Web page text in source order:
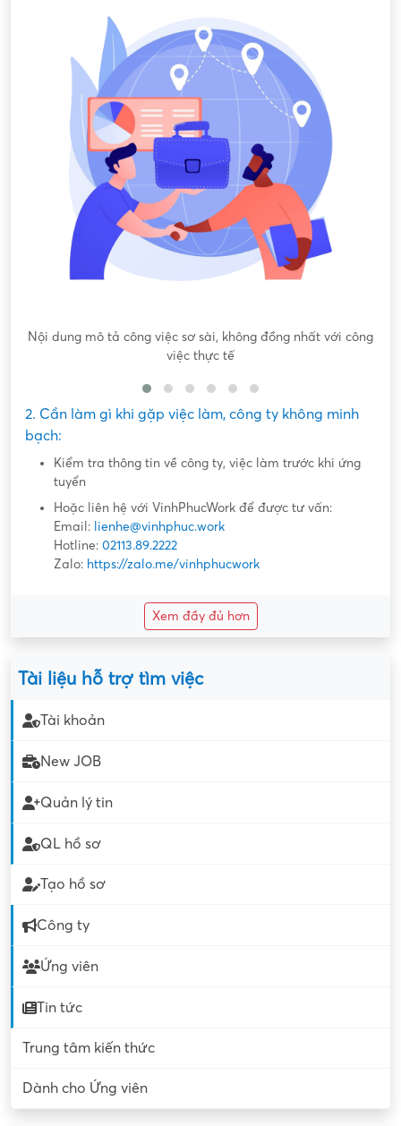
Nội dung mô tả công việc sơ sài, không đồng nhất với công
việc thực tế
2. Cần làm gì khi gặp việc làm, công ty không minh
bạch:
Kiểm tra thông tin về công ty, việc làm trước khi ứng
tuyển
Hoặc liên hệ với VinhPhucWork để được tư vấn:
Email: lienhe@vinhphuc.work
Hotline: 02113.89.2222
Zalo: https://zalo.me/vinhphucwork
Xem đầy đủ hơn
Tài liệu hỗ trợ tìm việc
Tài khoản
New JOB
Quản lý tin
QL hồ sơ
Tạo hồ sơ
Công ty
Ứng viên
Tin tức
Trung tâm kiến thức
Dành cho Ứng viên